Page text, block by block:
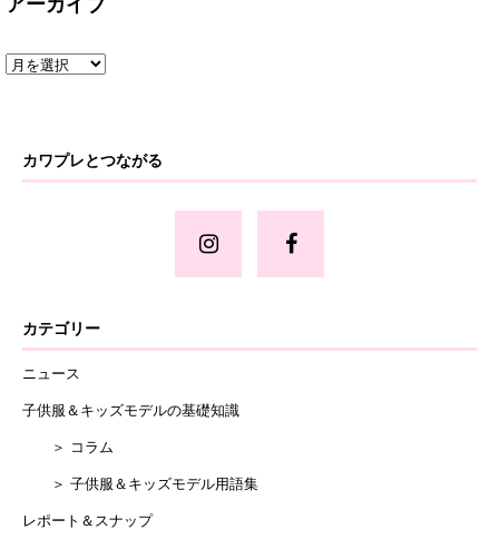
カワプレとつながる
カテゴリー
ニュース
子供服＆キッズモデルの基礎知識
＞ コラム
＞ 子供服＆キッズモデル用語集
レポート＆スナップ